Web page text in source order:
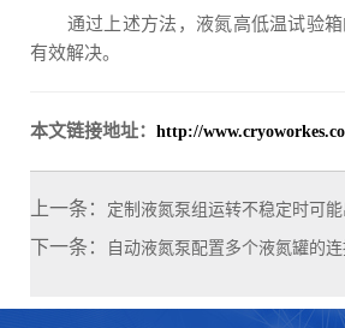
通过上述方法，液氮高低温试验箱
有效解决。
本文链接地址： http://
上一条： 定制液氮泵组运转不稳定时可
下一条： 自动液氮泵配置多个液氮罐的